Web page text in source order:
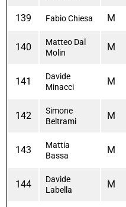
139 Fabio Chiesa M
140
Matteo Dal
Molin
M
141
Davide
Minacci
M
142
Simone
Beltrami
M
143
Mattia
Bassa
M
144
Davide
Labella
M